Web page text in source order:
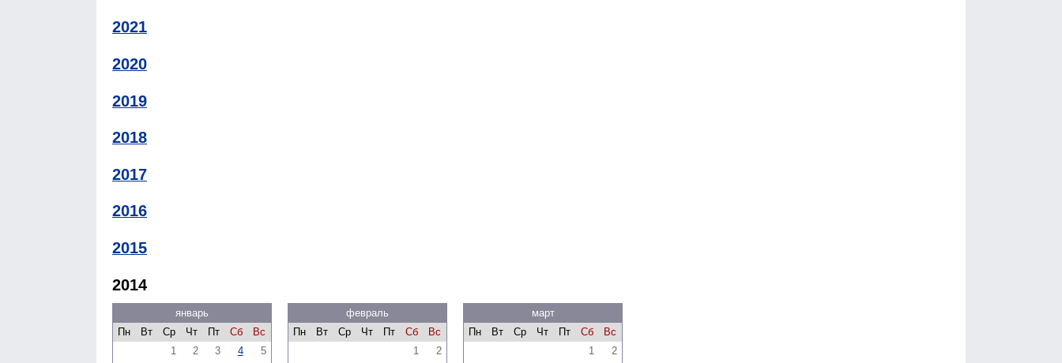
2021
2020
2019
2018
2017
2016
2015
2014
январь
Пн
Вт Ср Чт Пт Сб
Вс
1
2 3 4
5
февраль
Пн
Вт Ср Чт Пт Сб
Вс
1
2
март
Пн
Вт Ср Чт Пт Сб
Вс
1
2